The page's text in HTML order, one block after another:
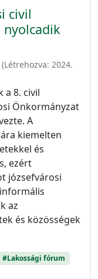
civil
nyolcadik
(Létrehozva: 2024.
a 8. civil
Önkormányzat
A
kiemelten
és
ezért
józsefvárosi
az
és közösségek
#Lakossági fórum